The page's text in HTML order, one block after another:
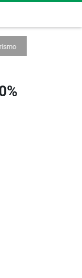
anuncia un caso de